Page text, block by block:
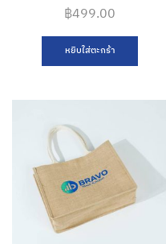
฿499.00
หยิบใส่ตะกร้า